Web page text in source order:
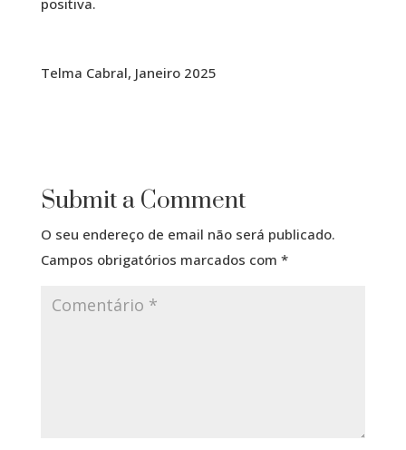
positiva.
Telma Cabral, Janeiro 2025
Submit a Comment
O seu endereço de email não será publicado.
Campos obrigatórios marcados com *